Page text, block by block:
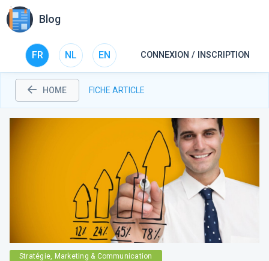
Blog
FR NL EN CONNEXION / INSCRIPTION
HOME FICHE ARTICLE
Stratégie, Marketing & Communication